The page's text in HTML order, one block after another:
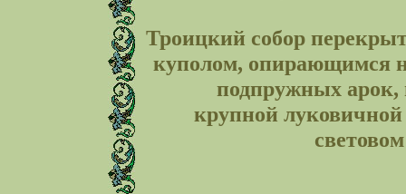
Троицкий собор
куполом, опирающимся
подпружных арок,
крупной луковичной